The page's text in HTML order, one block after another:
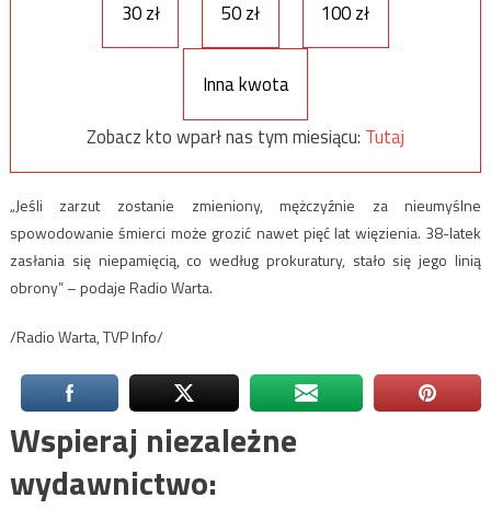
30 zł 50 zł 100 zł
Inna kwota
Zobacz kto wparł nas tym miesiącu: Tutaj
„Jeśli zarzut zostanie zmieniony, mężczyźnie za nieumyślne
spowodowanie śmierci może grozić nawet pięć lat więzienia. 38-latek
zasłania się niepamięcią, co według prokuratury, stało się jego linią
obrony” – podaje Radio Warta.
/Radio Warta, TVP Info/
Wspieraj niezależne
wydawnictwo: